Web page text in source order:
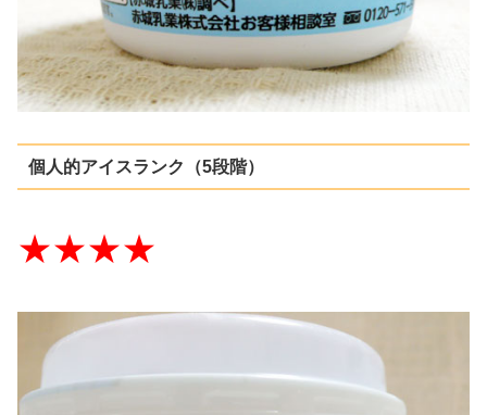
個人的アイスランク（5段階）
★★★★